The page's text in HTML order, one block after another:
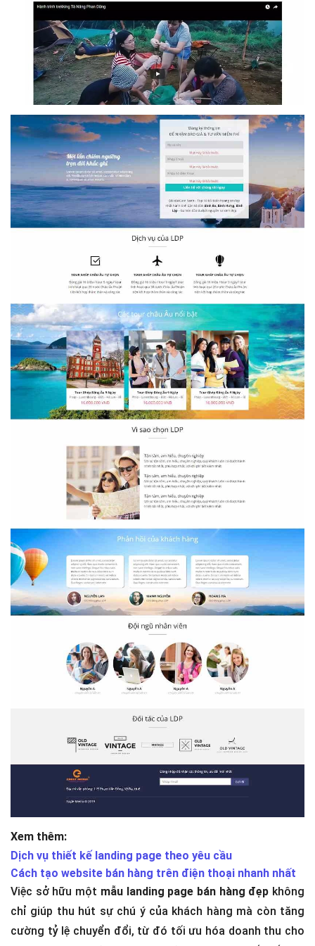
Xem thêm:
Dịch vụ thiết kế landing page theo yêu cầu
Cách tạo website bán hàng trên điện thoại nhanh nhất
Việc sở hữu một mẫu landing page bán hàng đẹp không
chỉ giúp thu hút sự chú ý của khách hàng mà còn tăng
cường tỷ lệ chuyển đổi, từ đó tối ưu hóa doanh thu cho